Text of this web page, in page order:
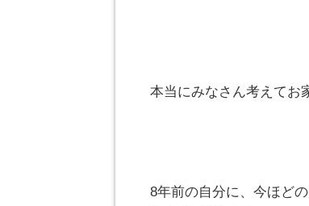
本当にみなさん考えてお
8年前の自分に、今ほど